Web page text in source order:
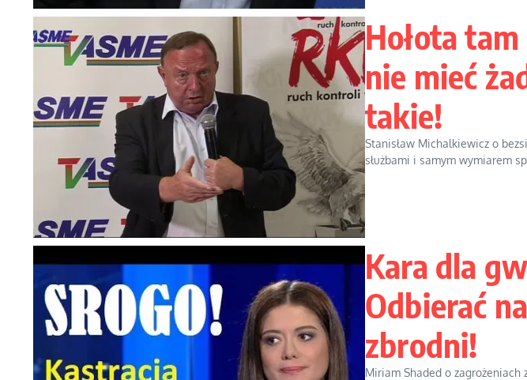
Hołota
nie mieć
takie!
Stanisław Michalkiewicz o
służbami i samym wymiarem
Kara dla
Odbierać
zbrodni!
Miriam Shaded o